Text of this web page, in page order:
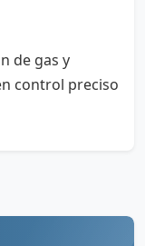
de gas y
control preciso